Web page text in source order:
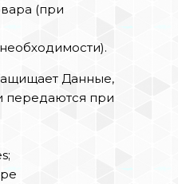
(при
Данные,
передаются при